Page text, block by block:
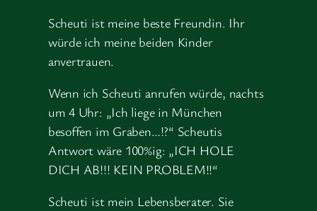
Scheuti ist meine beste Freundin. Ihr
würde ich meine beiden Kinder
anvertrauen.
Wenn ich Scheuti anrufen würde, nachts
um 4 Uhr: „Ich liege in München
besoffen im Graben…!?“ Scheutis
Antwort wäre 100%ig: „ICH HOLE
DICH AB!!! KEIN PROBLEM!!“
Scheuti ist mein Lebensberater. Sie